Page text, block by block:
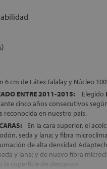
6 cm de Látex Talalay y Núcleo
ENTRE 2011-2015:
Elegido
cinco años consecutivos
reconocida en nuestro país.
En la cara superior, el
seda y lana; y fibra
de alta densidad
y lana; y de nuevo fibra
la superficie de descanso